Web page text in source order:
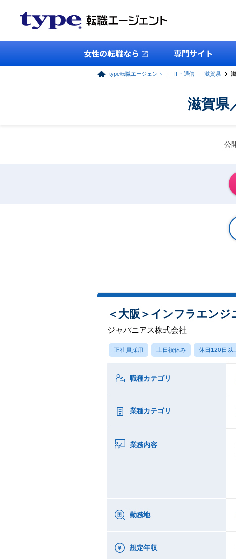
女性の転職なら 専門サイト
type転職エージェント IT・通信 滋賀県
滋賀県
公
＜大阪＞インフラエンジ
ジャパニアス株式会社
正社員採用 土日祝休み 休日120日以
職種カテゴリ
業種カテゴリ
業務内容
勤務地
想定年収